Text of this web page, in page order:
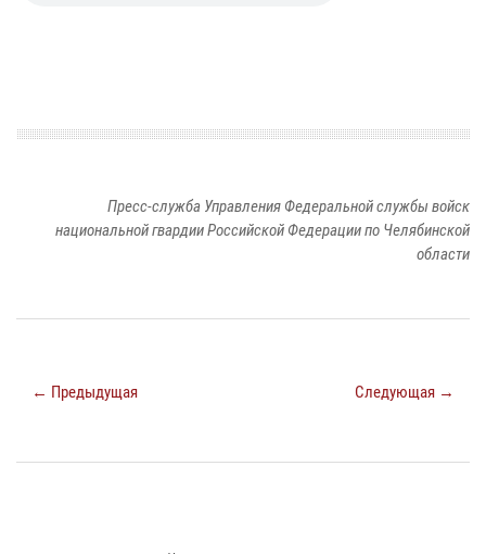
Пресс-служба Управления Федеральной службы войск
национальной гвардии Российской Федерации по Челябинской
области
← Предыдущая Следующая →